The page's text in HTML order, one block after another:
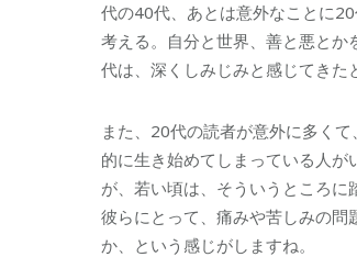
代の40代、あとは意外なことに
考える。自分と世界、善と悪と
代は、深くしみじみと感じてきた
また、20代の読者が意外に多く
的に生き始めてしまっている人
が、若い頃は、そういうところに
彼らにとって、痛みや苦しみの
か、という感じがしますね。